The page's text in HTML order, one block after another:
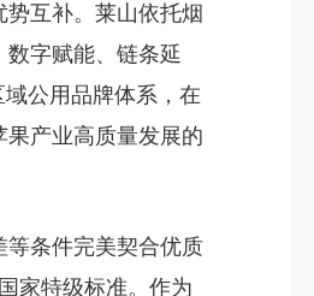
互补。莱山依托烟
字赋能、链条延
公用品牌体系，在
产业高质量发展的
条件完美契合优质
家特级标准。作为